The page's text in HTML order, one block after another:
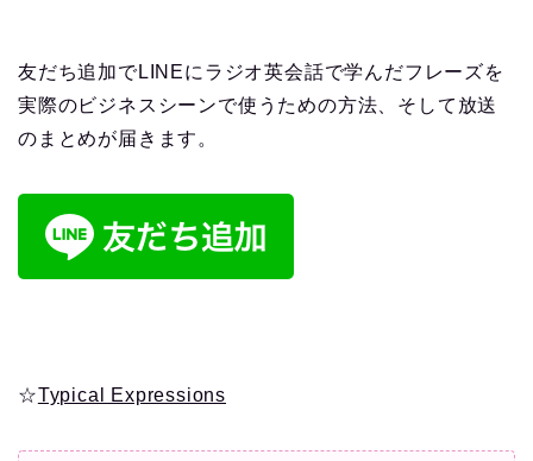
友だち追加でLINEにラジオ英会話で学んだフレーズを
実際のビジネスシーンで使うための方法、そして放送
のまとめが届きます。
☆Typical Expressions